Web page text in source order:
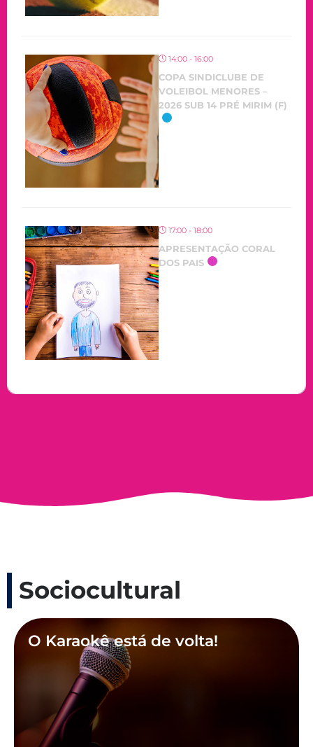
14:00 - 16:00
COPA SINDICLUBE DE
VOLEIBOL MENORES –
2026 SUB 14 PRÉ MIRIM (F)
17:00 - 18:00
APRESENTAÇÃO CORAL
DOS PAIS
Sociocultural
O Karaokê está de volta!